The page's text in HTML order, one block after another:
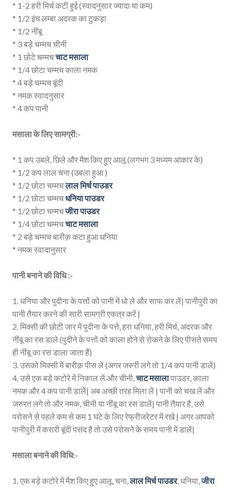
* 1-2 हरी मिर्च कटी हुई (स्वादनुसार ज्यादा या कम)
* 1/2 इंच लम्बा अदरक का टुकड़ा
* 1/2 नींबू
* 3 बड़े चम्मच चीनी
* 1 छोटे चम्मचचाट मसाला
* 1/4 छोटा चम्मच काला नमक
* 4 बड़े चम्मच बूंदी
* नमक स्वादनुसार
* 4 कप पानी
मसाला के लिए सामग्री:-
* 1 कप उबले, छिले और मैश किए हुए आलू (लगभग 3 मध्यम आकार के)
* 1/2 कप लाल चना (उबला हुआ )
* 1/2 छोटा चम्मचलाल मिर्च पाउडर
* 1/2 छोटा चम्मचधनिया पाउडर
* 1/2 छोटा चम्मचजीरा पाउडर
* 1/4 छोटा चम्मचचाट मसाला
* 2 बड़े चम्मच बारीक़ कटा हुआ धनिया
* नमक स्वादानुसार
पानी बनाने की विधि :-
1. धनिया और पुदीना के पत्तों को पानी में धो ले और साफ कर लें| पानीपुरी का
पानी तैयार करने की सारी सामग्री एकत्र करें |
2. मिक्सी की छोटी जार में पुदीना के पत्ते, हरा धनिया, हरी मिर्च, अदरक और
नींबू का रस डाले (पुदीने के पत्तों को काला होने से रोकने के लिए पीसते समय
ही नींबू का रस डाला जाता हैं)
3. उसको मिक्सी में बारीक़ पीस लें (अगर जरुरी लगे तो 1/4 कप पानी डालें)
4. उसे एक बड़े कटोरे में निकाल लें और चीनी,चाट मसालापाउडर, काला
नमक और 4 कप पानी डालें| अब अच्छी तरह मिला लें | पानी को चख लें और
जरुरत लगे तो और नमक, चीनी या नींबू का रस डालें| पानी तैयार है, उसे
परोसने से पहले कम से कम 1 घंटे के लिए रेफ्रीजरेटर में रखे | अगर आपको
पानीपुरी में करारी बूंदी पसंद है तो उसे परोसने के समय पानी में डालें|
मसाला बनाने की विधि:-
1. एक बड़े कटोरे में मैश किए हुए आलू, चना,लाल मिर्च पाउडर, धनिया,जीरा